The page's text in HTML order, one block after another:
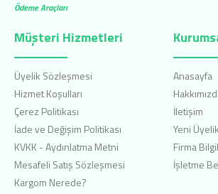
Ödeme Araçları
Müşteri Hizmetleri
Üyelik Sözleşmesi
Hizmet Koşulları
Çerez Politikası
İade ve Değişim Politikası
KVKK - Aydınlatma Metni
Mesafeli Satış Sözleşmesi
Kargom Nerede?
Anasayfa
İletişim
Yeni Üyelik
Firma
İşletme